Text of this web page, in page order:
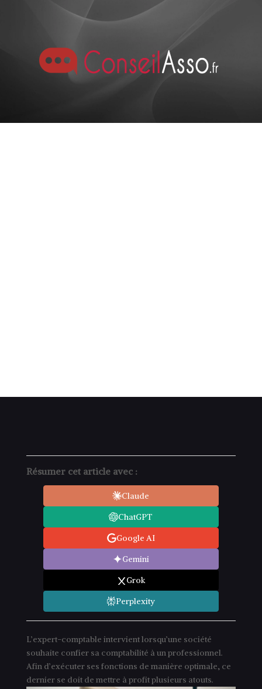
Résumer cet article avec :
Claude
ChatGPT
Google AI
Gemini
Grok
Perplexity
L’expert-comptable intervient lorsqu’une société
souhaite confier sa comptabilité à un professionnel.
Afin d’exécuter ses fonctions de manière optimale, ce
dernier se doit de mettre à profit plusieurs atouts.